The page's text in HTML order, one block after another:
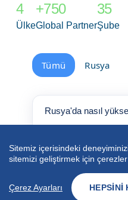
4
Ülke
+750
Global Partner
35
Şube
Tümü Rusya
Rusya'da nasıl
Rusya’da
adımları takip
Başvuru
Sitemiz içerisindeki
sitemizi geliştirmek için çerezler
Çerez Ayarları HEPSINI